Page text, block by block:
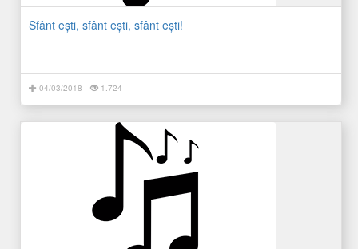
Sfânt eşti, sfânt eşti, sfânt eşti!
04/03/2018 1.724